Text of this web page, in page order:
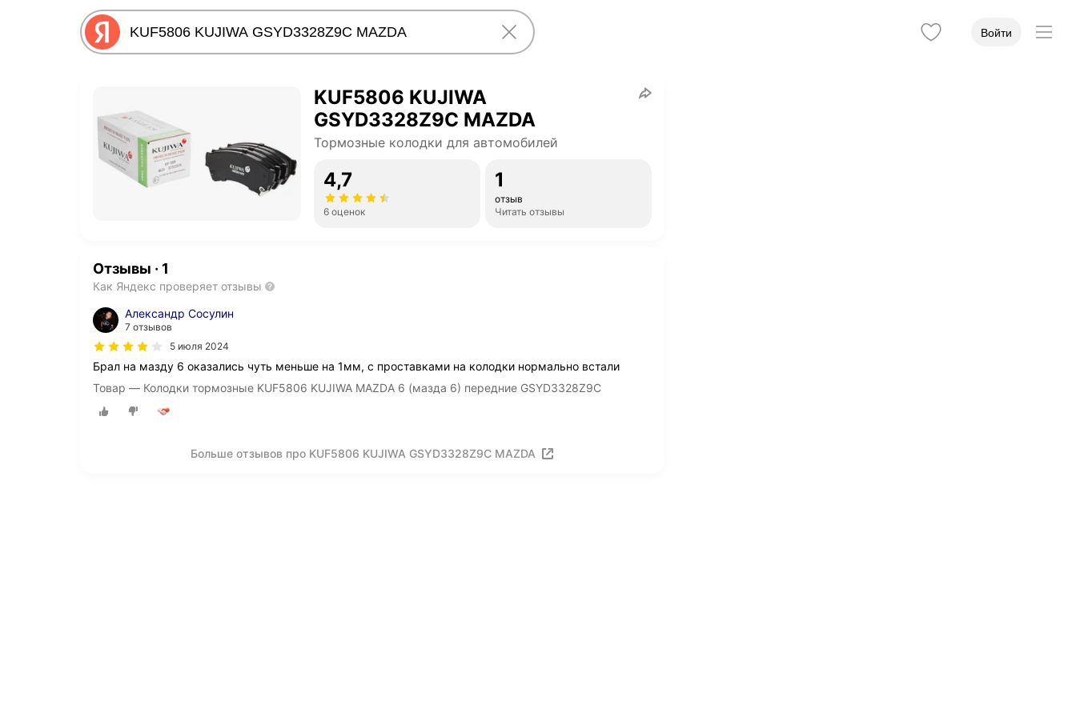
Войти
KUF5806 KUJIWA
GSYD3328Z9C MAZDA
Тормозные колодки для автомобилей
4,7
6 оценок
1
отзыв
Читать отзывы
Отзывы · 1
Как Яндекс проверяет отзывы
Александр Сосулин
7 отзывов
5 июля 2024
Брал на мазду 6 оказались чуть меньше на 1мм, с проставками на колодки нормально встали
Товар — Колодки тормозные KUF5806 KUJIWA MAZDA 6 (мазда 6) передние GSYD3328Z9C
Больше отзывов про KUF5806 KUJIWA GSYD3328Z9C MAZDA